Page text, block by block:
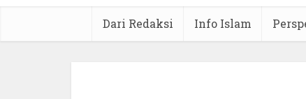
Dari Redaksi Info Islam